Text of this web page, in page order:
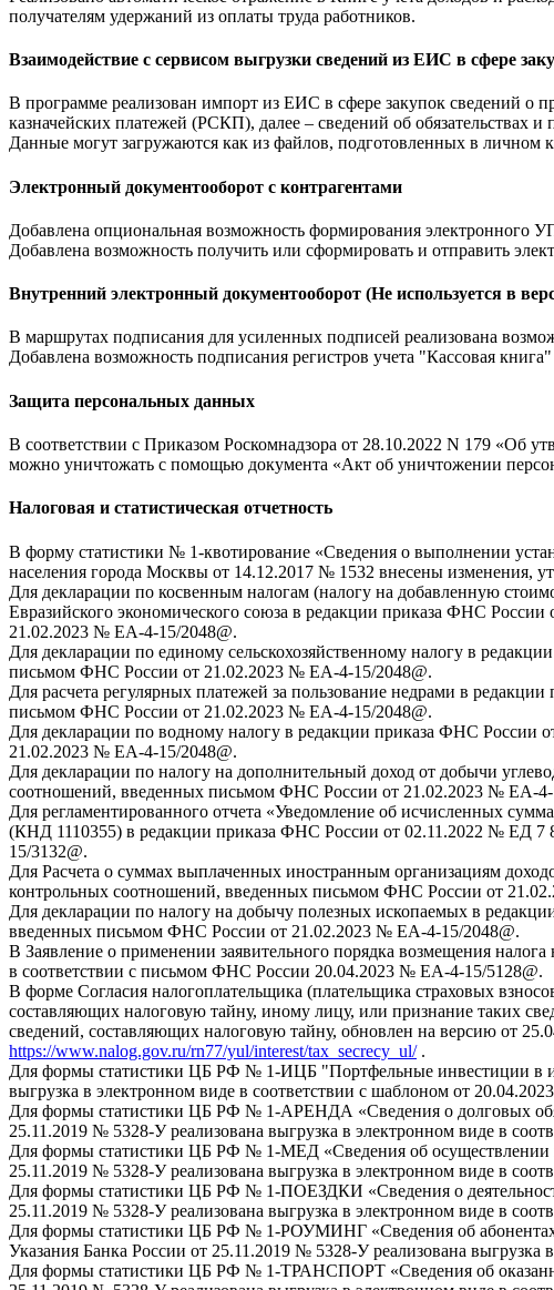
получателям удержаний из оплаты труда работников.
Взаимодействие с сервисом выгрузки сведений из ЕИС в сфере
В программе реализован импорт из ЕИС в сфере закупок сведений о
казначейских платежей (РСКП), далее – сведений об обязательствах и
Данные могут загружаются как из файлов, подготовленных в
Электронный документооборот с контрагентами
Добавлена опциональная возможность формирования электронного
Добавлена возможность получить или сформировать и отправить
Внутренний электронный документооборот (Не используется в
В маршрутах подписания для усиленных подписей реализована
Добавлена возможность подписания регистров учета "Кассовая
Защита персональных данных
В соответствии с Приказом Роскомнадзора от 28.10.2022 N 179 «Об
можно уничтожать с помощью документа «Акт об уничтожении
Налоговая и статистическая отчетность
В форму статистики № 1-квотирование «Сведения о выполнении
населения города Москвы от 14.12.2017 № 1532 внесены изменения,
Для декларации по косвенным налогам (налогу на добавленную
Евразийского экономического союза в редакции приказа ФНС
21.02.2023 № ЕА-4-15/2048@.
Для декларации по единому сельскохозяйственному налогу в
письмом ФНС России от 21.02.2023 № ЕА-4-15/2048@.
Для расчета регулярных платежей за пользование недрами в
письмом ФНС России от 21.02.2023 № ЕА-4-15/2048@.
Для декларации по водному налогу в редакции приказа ФНС
21.02.2023 № ЕА-4-15/2048@.
Для декларации по налогу на дополнительный доход от добычи
соотношений, введенных письмом ФНС России от 21.02.2023 № ЕА-4-
Для регламентированного отчета «Уведомление об исчисленных
(КНД 1110355) в редакции приказа ФНС России от 02.11.2022 № ЕД
15/3132@.
Для Расчета о суммах выплаченных иностранным организациям
контрольных соотношений, введенных письмом ФНС России от
Для декларации по налогу на добычу полезных ископаемых в
введенных письмом ФНС России от 21.02.2023 № ЕА-4-15/2048@.
В Заявление о применении заявительного порядка возмещения
в соответствии с письмом ФНС России 20.04.2023 № ЕА-4-15/5128@.
В форме Согласия налогоплательщика (плательщика страховых
составляющих налоговую тайну, иному лицу, или признание таких
сведений, составляющих налоговую тайну, обновлен на версию от
https://www.nalog.gov.ru/rn77/yul/interest/tax_secrecy_ul/.
Для формы статистики ЦБ РФ № 1-ИЦБ "Портфельные инвестиции в
выгрузка в электронном виде в соответствии с шаблоном от
Для формы статистики ЦБ РФ № 1-АРЕНДА «Сведения о долговых
25.11.2019 № 5328-У реализована выгрузка в электронном виде в
Для формы статистики ЦБ РФ № 1-МЕД «Сведения об осуществлении
25.11.2019 № 5328-У реализована выгрузка в электронном виде в
Для формы статистики ЦБ РФ № 1-ПОЕЗДКИ «Сведения о
25.11.2019 № 5328-У реализована выгрузка в электронном виде в
Для формы статистики ЦБ РФ № 1-РОУМИНГ «Сведения об абонентах
Указания Банка России от 25.11.2019 № 5328-У реализована выгрузка
Для формы статистики ЦБ РФ № 1-ТРАНСПОРТ «Сведения об